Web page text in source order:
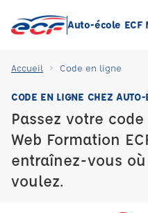
Auto-école ECF
Accueil Code en ligne
CODE EN LIGNE CHEZ
Passez votre
Web Formation
entraînez-vous
voulez.